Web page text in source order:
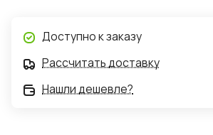
Доступно к заказу
Рассчитать доставку
Нашли дешевле?